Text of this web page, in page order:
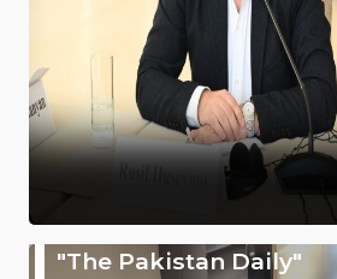
"The Pakistan Daily"